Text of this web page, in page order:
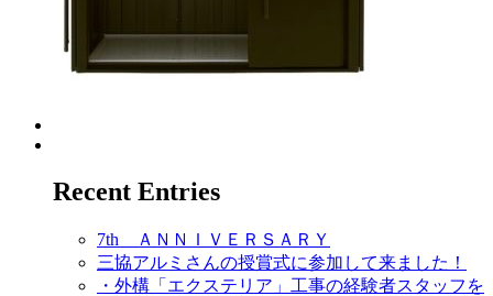
Recent Entries
7th ＡＮＮＩＶＥＲＳＡＲＹ
三協アルミさんの授賞式に参加して来ました！
・外構「エクステリア」工事の経験者スタッフを